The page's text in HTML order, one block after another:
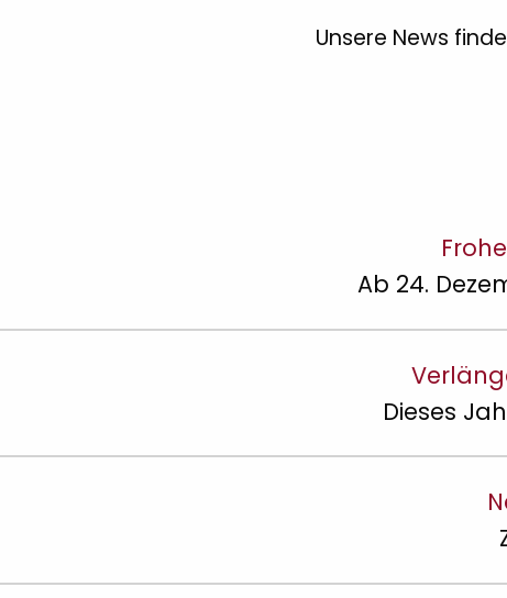
Unsere News
Ab 24.
Dieses